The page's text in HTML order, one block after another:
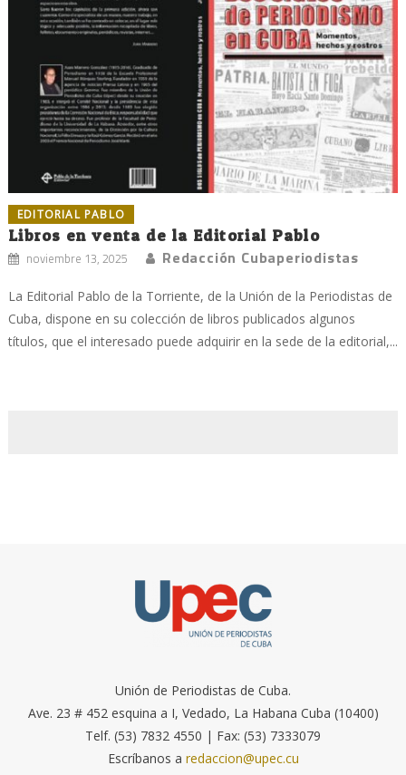
EDITORIAL PABLO
Libros en venta de la Editorial Pablo
noviembre 13, 2025 Redacción Cubaperiodistas
La Editorial Pablo de la Torriente, de la Unión de la Periodistas de
Cuba, dispone en su colección de libros publicados algunos
títulos, que el interesado puede adquirir en la sede de la editorial,...
Unión de Periodistas de Cuba.
Ave. 23 # 452 esquina a I, Vedado, La Habana Cuba (10400)
Telf. (53) 7832 4550 | Fax: (53) 7333079
Escríbanos a redaccion@upec.cu